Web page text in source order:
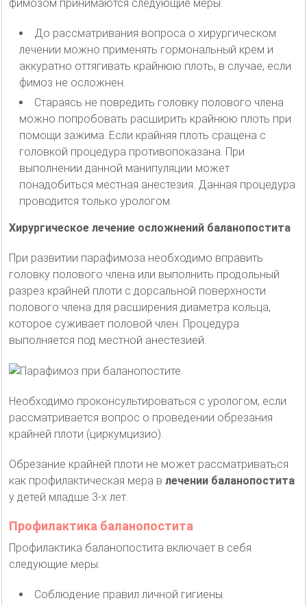
фимозом принимаются следующие меры:
До рассматривания вопроса о хирургическом
лечении можно применять гормональный крем и
аккуратно оттягивать крайнюю плоть, в случае, если
фимоз не осложнен.
Стараясь не повредить головку полового члена
можно попробовать расширить крайнюю плоть при
помощи зажима. Если крайняя плоть сращена с
головкой процедура противопоказана. При
выполнении данной манипуляции может
понадобиться местная анестезия. Данная процедура
проводится только урологом.
Хирургическое лечение осложнений баланопостита
При развитии парафимоза необходимо вправить
головку полового члена или выполнить продольный
разрез крайней плоти с дорсальной поверхности
полового члена для расширения диаметра кольца,
которое суживает половой член. Процедура
выполняется под местной анестезией.
Необходимо проконсультироваться с урологом, если
рассматривается вопрос о проведении обрезания
крайней плоти (циркумцизио).
Обрезание крайней плоти не может рассматриваться
как профилактическая мера в лечении баланопостита
у детей младше 3-х лет.
Профилактика баланопостита
Профилактика баланопостита включает в себя
следующие меры:
Соблюдение правил личной гигиены.